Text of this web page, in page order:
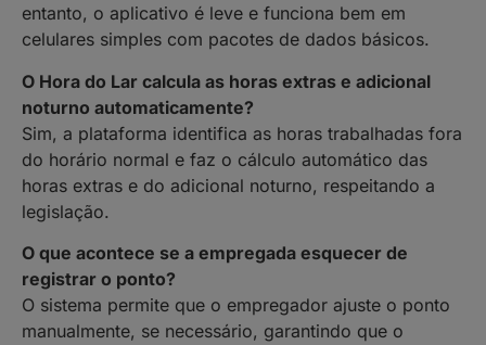
entanto, o aplicativo é leve e funciona bem em
celulares simples com pacotes de dados básicos.
O Hora do Lar calcula as horas extras e adicional
noturno automaticamente?
Sim, a plataforma identifica as horas trabalhadas fora
do horário normal e faz o cálculo automático das
horas extras e do adicional noturno, respeitando a
legislação.
O que acontece se a empregada esquecer de
registrar o ponto?
O sistema permite que o empregador ajuste o ponto
manualmente, se necessário, garantindo que o